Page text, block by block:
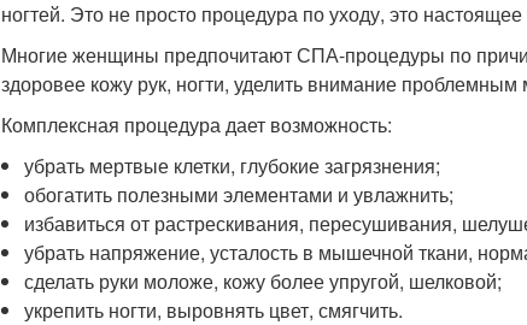
ногтей. Это не просто процедура по уходу, это
Многие женщины предпочитают СПА-процедуры по
здоровее кожу рук, ногти, уделить внимание
Комплексная процедура дает возможность:
убрать мертвые клетки, глубокие загрязнения;
обогатить полезными элементами и увлажнить;
избавиться от растрескивания, пересушивания,
убрать напряжение, усталость в мышечной ткани,
сделать руки моложе, кожу более упругой, шелковой;
укрепить ногти, выровнять цвет, смягчить.